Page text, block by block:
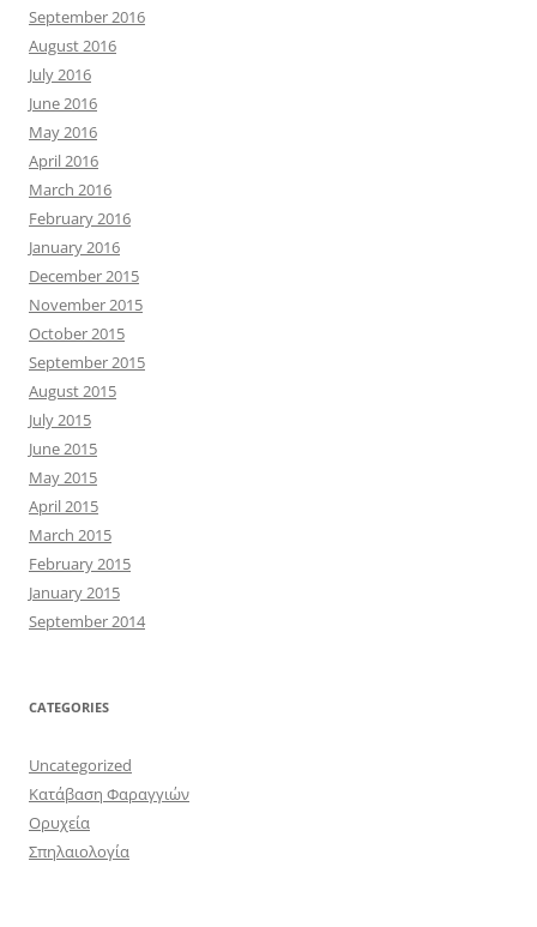
September 2016
August 2016
July 2016
June 2016
May 2016
April 2016
March 2016
February 2016
January 2016
December 2015
November 2015
October 2015
September 2015
August 2015
July 2015
June 2015
May 2015
April 2015
March 2015
February 2015
January 2015
September 2014
CATEGORIES
Uncategorized
Κατάβαση Φαραγγιών
Ορυχεία
Σπηλαιολογία